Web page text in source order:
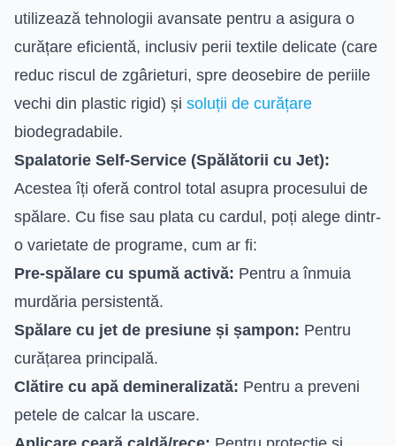
utilizează tehnologii avansate pentru a asigura o
curățare eficientă, inclusiv perii textile delicate (care
reduc riscul de zgârieturi, spre deosebire de periile
vechi din plastic rigid) și soluții de curățare
biodegradabile.
Spalatorie Self-Service (Spălătorii cu Jet):
Acestea îți oferă control total asupra procesului de
spălare. Cu fise sau plata cu cardul, poți alege dintr-
o varietate de programe, cum ar fi:
Pre-spălare cu spumă activă: Pentru a înmuia
murdăria persistentă.
Spălare cu jet de presiune și șampon: Pentru
curățarea principală.
Clătire cu apă demineralizată: Pentru a preveni
petele de calcar la uscare.